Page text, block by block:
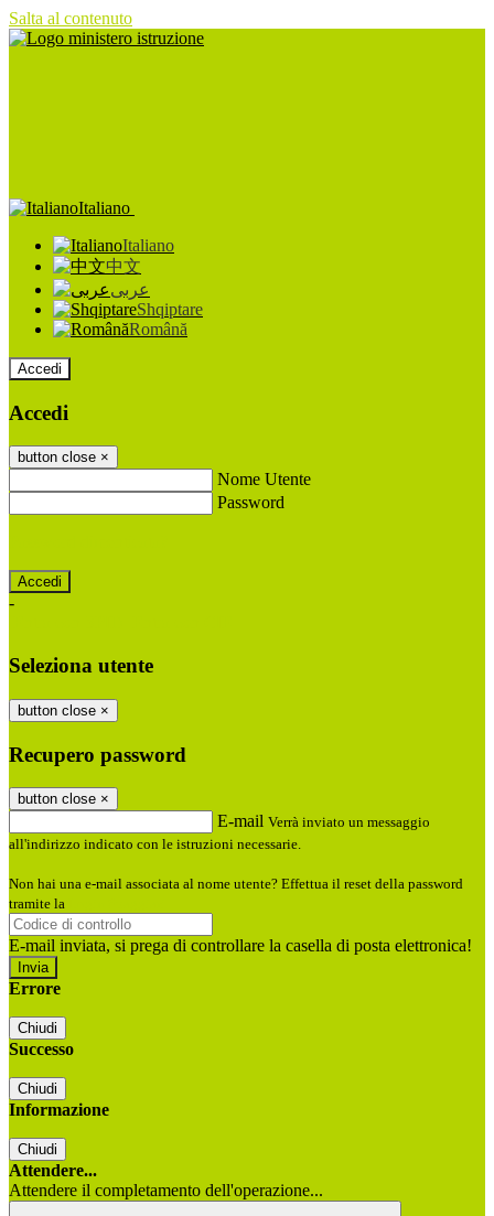
Salta al contenuto
Italiano
Italiano
中文
عربى
Shqiptare
Română
Accedi
Accedi
button close ×
Nome Utente
Password
-
Seleziona utente
button close ×
Recupero password
button close ×
E-mail Verrà inviato un messaggio
all'indirizzo indicato con le istruzioni necessarie.
Non hai una e-mail associata al nome utente? Effettua il reset della password
tramite la
E-mail inviata, si prega di controllare la casella di posta elettronica!
Errore
Chiudi
Successo
Chiudi
Informazione
Chiudi
Attendere...
Attendere il completamento dell'operazione...